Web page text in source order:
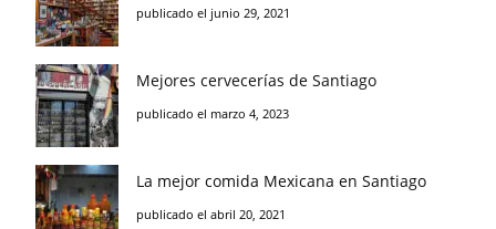
publicado el junio 29, 2021
Mejores cervecerías de Santiago
publicado el marzo 4, 2023
La mejor comida Mexicana en Santiago
publicado el abril 20, 2021